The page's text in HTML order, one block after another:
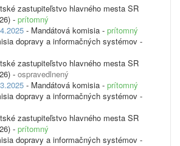
zastupiteľstvo hlavného mesta SR
- prítomný
- Mandátová komisia - prítomný
dopravy a informačných systémov -
zastupiteľstvo hlavného mesta SR
- ospravedlnený
- Mandátová komisia - prítomný
dopravy a informačných systémov -
zastupiteľstvo hlavného mesta SR
- prítomný
dopravy a informačných systémov -